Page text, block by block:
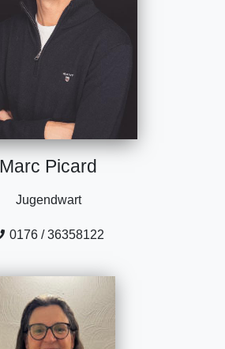
Marc Picard
Jugendwart
0176 / 36358122